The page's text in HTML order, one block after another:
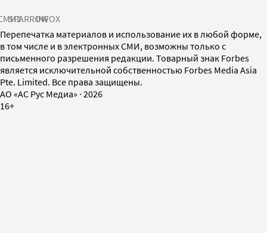
SPARROWINFOX
Перепечатка материалов и использование их в любой форме,
в том числе и в электронных СМИ, возможны только с
письменного разрешения редакции. Товарный знак Forbes
является исключительной собственностью Forbes Media Asia
Pte. Limited. Все права защищены.
AO «АС Рус Медиа» · 2026
16+